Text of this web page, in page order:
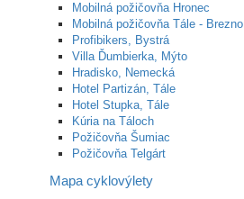
Mobilná požičovňa Hronec
Mobilná požičovňa Tále - Brezno
Profibikers, Bystrá
Villa Ďumbierka, Mýto
Hradisko, Nemecká
Hotel Partizán, Tále
Hotel Stupka, Tále
Kúria na Táloch
Požičovňa Šumiac
Požičovňa Telgárt
Mapa cyklovýlety